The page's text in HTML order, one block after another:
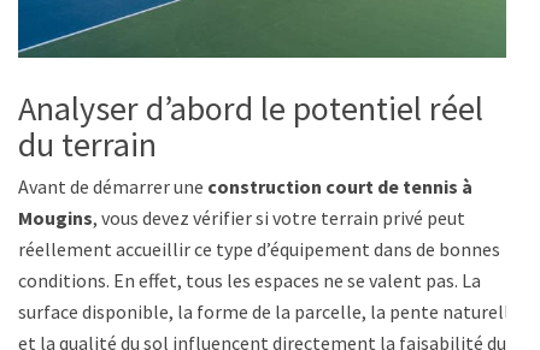
Analyser d’abord le potentiel réel
du terrain
Avant de démarrer une construction court de tennis à
Mougins, vous devez vérifier si votre terrain privé peut
réellement accueillir ce type d’équipement dans de bonnes
conditions. En effet, tous les espaces ne se valent pas. La
surface disponible, la forme de la parcelle, la pente naturelle
et la qualité du sol influencent directement la faisabilité du